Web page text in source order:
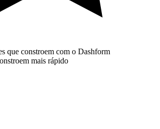
que constroem com o Dashform
mais rápido